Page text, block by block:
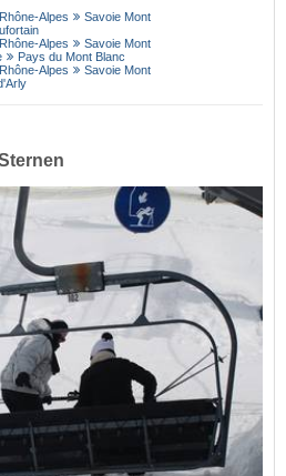
Alpes
Savoie Mont
Alpes
Savoie Mont
Pays du Mont Blanc
Alpes
Savoie Mont